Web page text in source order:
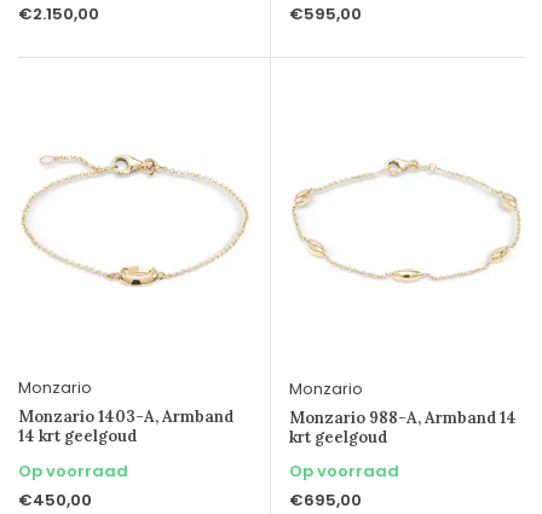
€2.150,00
€595,00
Monzario
Monzario 1403-A, Armband
14 krt geelgoud
Op voorraad
€450,00
Monzario
Monzario 988-A, Armband 14
krt geelgoud
Op voorraad
€695,00